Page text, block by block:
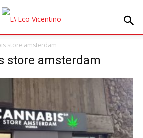
store amsterdam
store amsterdam